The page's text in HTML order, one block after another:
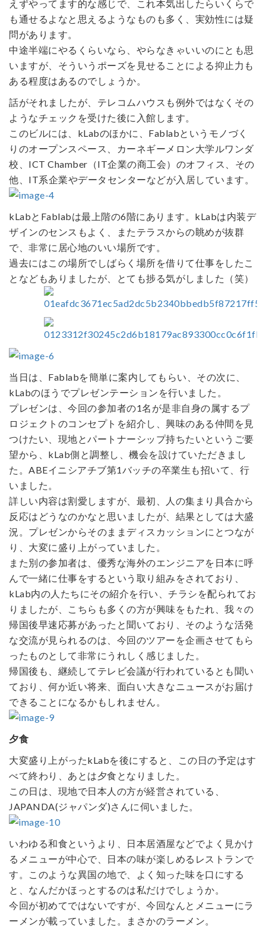
えずやってます的な感じで、これ本気出したらいくらで
も通せるよなと思えるようなものも多く、実効性には疑
問があります。
中途半端にやるくらいなら、やらなきゃいいのにとも思
いますが、そういうポーズを見せることによる抑止力も
ある程度はあるのでしょうか。
話がそれましたが、テレコムハウスも例外ではなくその
ようなチェックを受けた後に入館します。
このビルには、kLabのほかに、Fablabというモノづく
りのオープンスペース、カーネギーメロン大学ルワンダ
校、ICT Chamber（IT企業の商工会）のオフィス、その
他、IT系企業やデータセンターなどが入居しています。
kLabとFablabは最上階の6階にあります。kLabは内装デ
ザインのセンスもよく、またテラスからの眺めが抜群
で、非常に居心地のいい場所です。
過去にはこの場所でしばらく場所を借りて仕事をしたこ
となどもありましたが、とても捗る気がしました（笑）
当日は、Fablabを簡単に案内してもらい、その次に、
kLabのほうでプレゼンテーションを行いました。
プレゼンは、今回の参加者の1名が是非自身の属するプ
ロジェクトのコンセプトを紹介し、興味のある仲間を見
つけたい、現地とパートナーシップ持ちたいというご要
望から、kLab側と調整し、機会を設けていただきまし
た。ABEイニシアチブ第1バッチの卒業生も招いて、行
いました。
詳しい内容は割愛しますが、最初、人の集まり具合から
反応はどうなのかなと思いましたが、結果としては大盛
況。プレゼンからそのままディスカッションにとつなが
り、大変に盛り上がっていました。
また別の参加者は、優秀な海外のエンジニアを日本に呼
んで一緒に仕事をするという取り組みをされており、
kLab内の人たちにその紹介を行い、チラシを配られてお
りましたが、こちらも多くの方が興味をもたれ、我々の
帰国後早速応募があったと聞いており、そのような活発
な交流が見られるのは、今回のツアーを企画させてもら
ったものとして非常にうれしく感じました。
帰国後も、継続してテレビ会議が行われているとも聞い
ており、何か近い将来、面白い大きなニュースがお届け
できることになるかもしれません。
夕食
大変盛り上がったkLabを後にすると、この日の予定はす
べて終わり、あとは夕食となりました。
この日は、現地で日本人の方が経営されている、
JAPANDA(ジャパンダ)さんに伺いました。
いわゆる和食というより、日本居酒屋などでよく見かけ
るメニューが中心で、日本の味が楽しめるレストランで
す。このような異国の地で、よく知った味を口にする
と、なんだかほっとするのは私だけでしょうか。
今回が初めてではないですが、今回なんとメニューにラ
ーメンが載っていました。まさかのラーメン。